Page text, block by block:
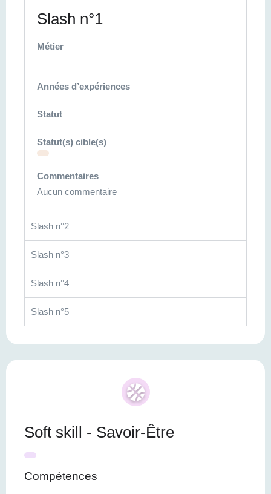
Slash n°1
Métier
Années d’expériences
Statut
Statut(s) cible(s)
Commentaires
Aucun commentaire
Slash n°2
Slash n°3
Slash n°4
Slash n°5
Soft skill - Savoir-Être
Compétences